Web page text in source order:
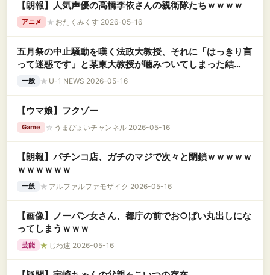
【朗報】人気声優の高橋李依さんの親衛隊たちｗｗｗｗ
アニメ ★ おたくみくす 2026-05-16
五月祭の中止騒動を嘆く法政大教授、それに「はっきり言
って迷惑です」と某東大教授が噛みついてしまった結
果……
一般 ★ U-1 NEWS 2026-05-16
【ウマ娘】フクゾー
Game ☆ うまぴょいチャンネル 2026-05-16
【朗報】パチンコ店、ガチのマジで次々と閉鎖ｗｗｗｗｗ
ｗｗｗｗｗｗ
一般 ★ アルファルファモザイク 2026-05-16
【画像】ノーパン女さん、都庁の前でお○ぱい丸出しにな
ってしまうｗｗｗ
芸能 ★ じわ速 2026-05-16